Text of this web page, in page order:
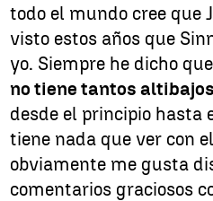
todo el mundo cree que
visto estos años que
yo. Siempre he dicho
no tiene tantos altibajos
desde el principio hasta
tiene nada que ver con
obviamente me gusta
comentarios graciosos